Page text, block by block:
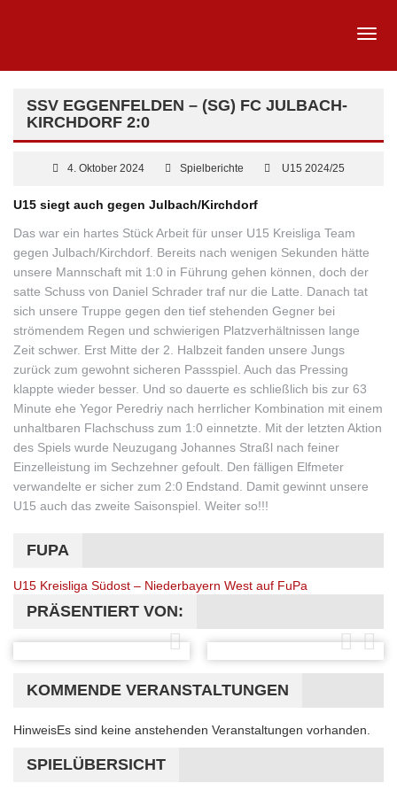
SSV EGGENFELDEN – (SG) FC JULBACH-
KIRCHDORF 2:0
4. Oktober 2024 Spielberichte U15 2024/25
U15 siegt auch gegen Julbach/Kirchdorf
Das war ein hartes Stück Arbeit für unser U15 Kreisliga Team
gegen Julbach/Kirchdorf. Bereits nach wenigen Sekunden hätte
unsere Mannschaft mit 1:0 in Führung gehen können, doch der
satte Schuss von Daniel Schrader traf nur die Latte. Danach tat
sich unsere Truppe gegen den tief stehenden Gegner bei
strömendem Regen und schwierigen Platzverhältnissen lange
Zeit schwer. Erst Mitte der 2. Halbzeit fanden unsere Jungs
zurück zum gewohnt sicheren Passspiel. Auch das Pressing
klappte wieder besser. Und so dauerte es schließlich bis zur 63
Minute ehe Yegor Peredriy nach herrlicher Kombination mit einem
unhaltbaren Flachschuss zum 1:0 einnetzte. Mit der letzten Aktion
des Spiels wurde Neuzugang Johannes Straßl nach feiner
Einzelleistung im Sechzehner gefoult. Den fälligen Elfmeter
verwandelte er sicher zum 2:0 Endstand. Damit gewinnt unsere
U15 auch das zweite Saisonspiel. Weiter so!!!
FUPA
U15 Kreisliga Südost – Niederbayern West auf FuPa
PRÄSENTIERT VON:
KOMMENDE VERANSTALTUNGEN
HinweisEs sind keine anstehenden Veranstaltungen vorhanden.
SPIELÜBERSICHT